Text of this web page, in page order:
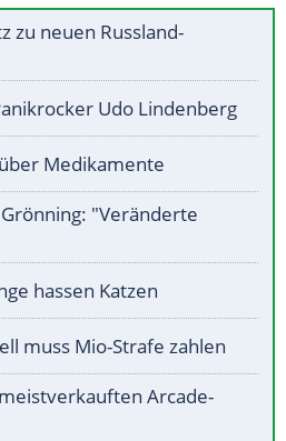
zu neuen Russland-
Udo Lindenberg
Medikamente
"Veränderte
hassen Katzen
muss Mio-Strafe zahlen
Arcade-